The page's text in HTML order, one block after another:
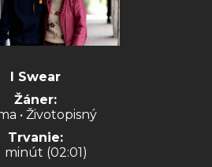
I Swear
Žáner:
• Životopisný
Trvanie:
minút (02:01)